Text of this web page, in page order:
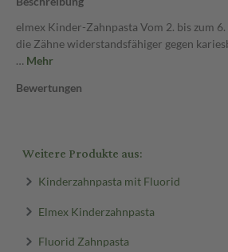
elmex Kinder-Zahnpasta Vom 2. bis zum
die Zähne widerstandsfähiger gegen
… Mehr
Bewertungen
Weitere Produkte aus:
Kinderzahnpasta mit Fluorid
Elmex Kinderzahnpasta
Fluorid Zahnpasta